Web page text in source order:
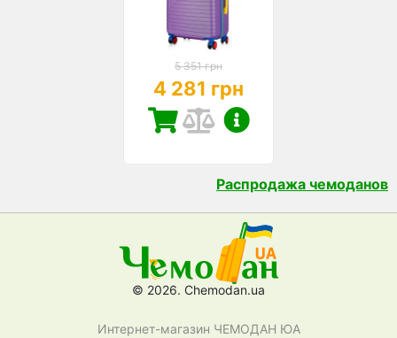
5 351 грн
4 281 грн
Распродажа чемоданов
© 2026. Chemodan.ua
Интернет-магазин ЧЕМОДАН ЮА